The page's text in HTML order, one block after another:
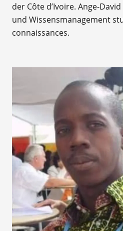
der Côte d’Ivoire. Ange-
und Wissensmanagement
connaissances.